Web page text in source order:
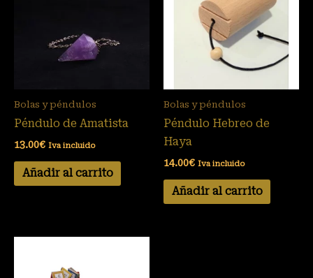
Bolas y péndulos
Péndulo de Amatista
13.00€ Iva incluido
Añadir al carrito
Bolas y péndulos
Péndulo Hebreo de
Haya
14.00€ Iva incluido
Añadir al carrito